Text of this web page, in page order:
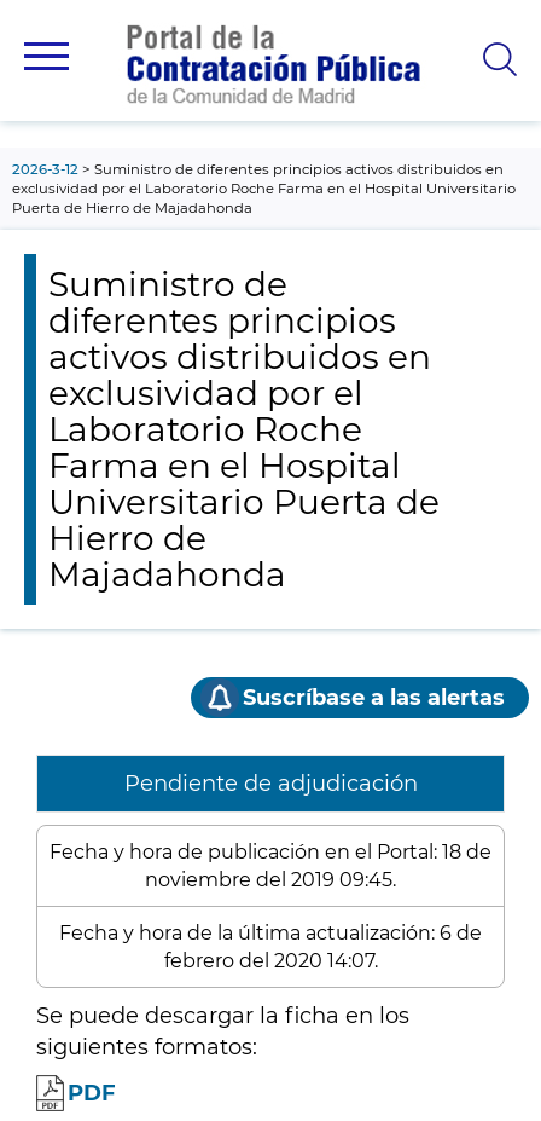
principal
2026-3-12
Suministro de diferentes principios activos distribuidos en
exclusividad por el Laboratorio Roche Farma en el Hospital Universitario
Puerta de Hierro de Majadahonda
Suministro de
diferentes principios
activos distribuidos en
exclusividad por el
Laboratorio Roche
Farma en el Hospital
Universitario Puerta de
Hierro de
Majadahonda
Suscríbase a las alertas
Pendiente de adjudicación
Fecha y hora de publicación en el Portal: 18 de
noviembre del 2019 09:45.
Fecha y hora de la última actualización: 6 de
febrero del 2020 14:07.
Se puede descargar la ficha en los
siguientes formatos:
PDF